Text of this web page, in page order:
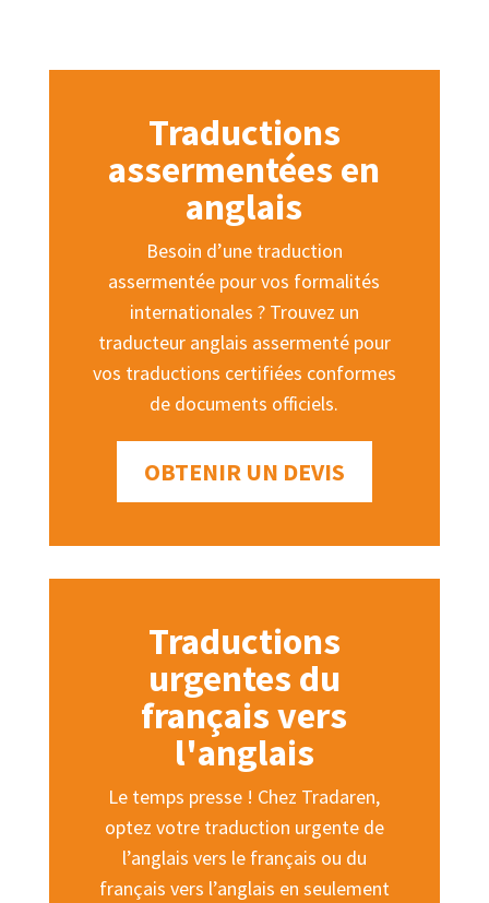
Traductions
assermentées en
anglais
Besoin d’une traduction
assermentée pour vos formalités
internationales ? Trouvez un
traducteur anglais assermenté pour
vos traductions certifiées conformes
de documents officiels.
OBTENIR UN DEVIS
Traductions
urgentes du
français vers
l'anglais
Le temps presse ! Chez Tradaren,
optez votre traduction urgente de
l’anglais vers le français ou du
français vers l’anglais en seulement